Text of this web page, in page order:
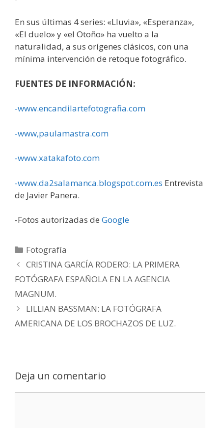
En sus últimas 4 series: «Lluvia», «Esperanza»,
«El duelo» y «el Otoño» ha vuelto a la
naturalidad, a sus orígenes clásicos, con una
mínima intervención de retoque fotográfico.
FUENTES DE INFORMACIÓN:
-www.encandilartefotografia.com
-www,paulamastra.com
-www.xatakafoto.com
-www.da2salamanca.blogspot.com.es Entrevista
de Javier Panera.
-Fotos autorizadas de Google
Fotografía
CRISTINA GARCÍA RODERO: LA PRIMERA
FOTÓGRAFA ESPAÑOLA EN LA AGENCIA
MAGNUM.
LILLIAN BASSMAN: LA FOTÓGRAFA
AMERICANA DE LOS BROCHAZOS DE LUZ.
Deja un comentario